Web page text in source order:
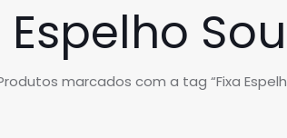
Espelho
marcados com a tag “Fixa